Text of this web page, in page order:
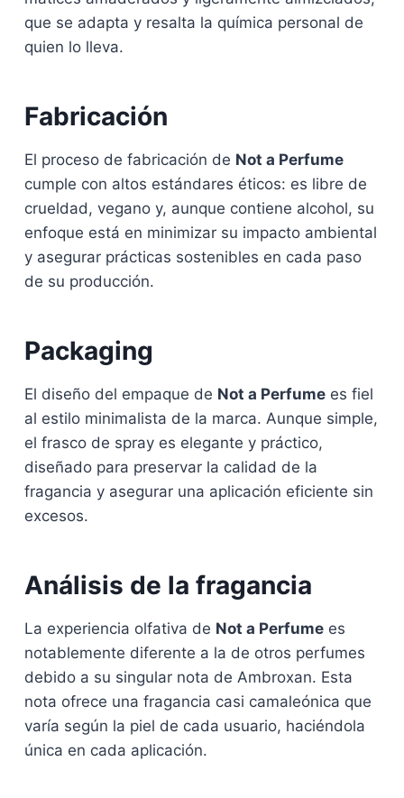
que se adapta y resalta la química personal de
quien lo lleva.
Fabricación
El proceso de fabricación de Not a Perfume
cumple con altos estándares éticos: es libre de
crueldad, vegano y, aunque contiene alcohol, su
enfoque está en minimizar su impacto ambiental
y asegurar prácticas sostenibles en cada paso
de su producción.
Packaging
El diseño del empaque de Not a Perfume es fiel
al estilo minimalista de la marca. Aunque simple,
el frasco de spray es elegante y práctico,
diseñado para preservar la calidad de la
fragancia y asegurar una aplicación eficiente sin
excesos.
Análisis de la fragancia
La experiencia olfativa de Not a Perfume es
notablemente diferente a la de otros perfumes
debido a su singular nota de Ambroxan. Esta
nota ofrece una fragancia casi camaleónica que
varía según la piel de cada usuario, haciéndola
única en cada aplicación.